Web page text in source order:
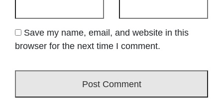
Save my name, email, and website in this
browser for the next time I comment.